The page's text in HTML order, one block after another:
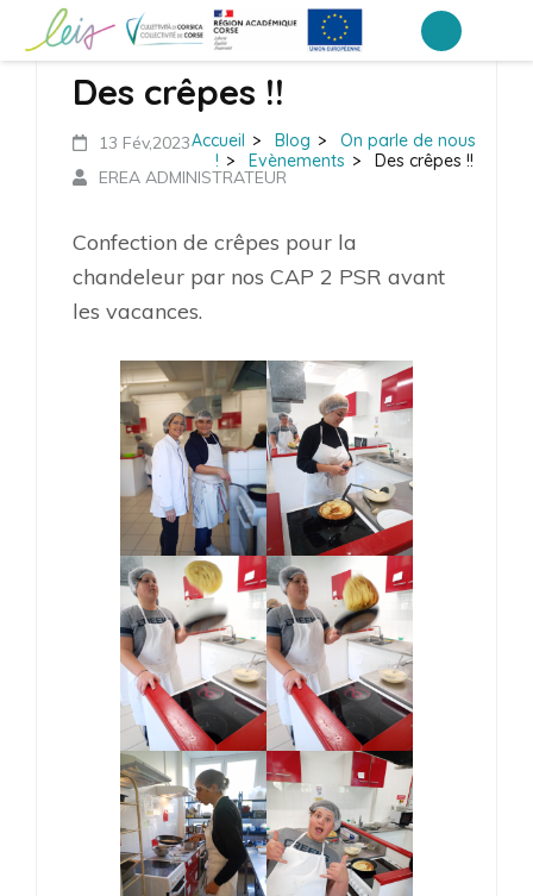
contenuEREA de Corse – Ajaccio
Accueil > Blog >
On parle de nous
! > Evènements > Des crêpes !!
Des crêpes !!
13 Fév,2023
EREA ADMINISTRATEUR
Confection de crêpes pour la
chandeleur par nos CAP 2 PSR avant
les vacances.